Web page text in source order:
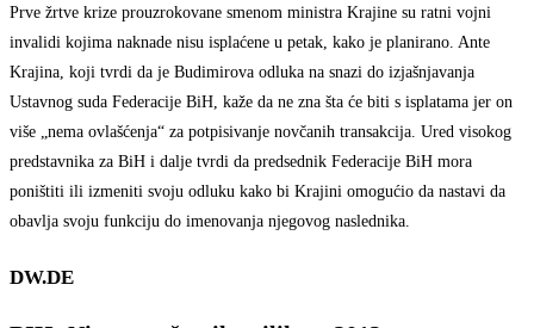
Prve žrtve krize prouzrokovane smenom ministra Krajine su ratni vojni
invalidi kojima naknade nisu isplaćene u petak, kako je planirano. Ante
Krajina, koji tvrdi da je Budimirova odluka na snazi do izjašnjavanja
Ustavnog suda Federacije BiH, kaže da ne zna šta će biti s isplatama jer on
više „nema ovlašćenja“ za potpisivanje novčanih transakcija. Ured visokog
predstavnika za BiH i dalje tvrdi da predsednik Federacije BiH mora
poništiti ili izmeniti svoju odluku kako bi Krajini omogućio da nastavi da
obavlja svoju funkciju do imenovanja njegovog naslednika.
DW.DE